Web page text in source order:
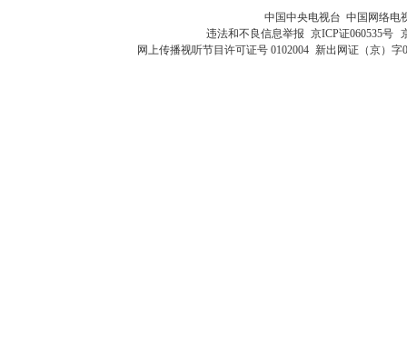
中国中央电视台 中国网络电
违法和不良信息举报 京ICP证060535号
网上传播视听节目许可证号 0102004 新出网证（京）